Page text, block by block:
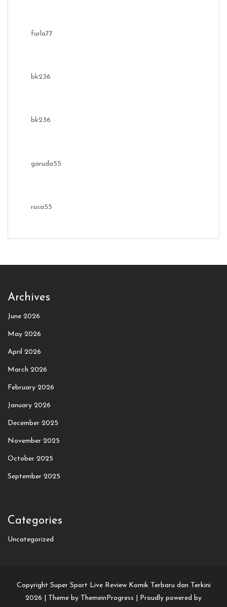
furla77
bk236
bk236
garuda55
rusa55
Archives
June 2026
May 2026
April 2026
March 2026
February 2026
January 2026
December 2025
November 2025
October 2025
September 2025
Categories
Uncategorized
Copyright Super Sport Live Review Komik Terbaru dan Terkini
2026 |
Theme by ThemeinProgress Proudly powered by